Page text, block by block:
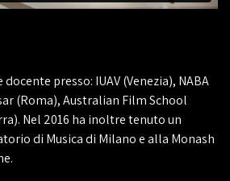
presso: IUAV (Venezia), NABA
(Roma), Australian Film School
Nel 2016 ha inoltre tenuto un
di Musica di Milano e alla Monash